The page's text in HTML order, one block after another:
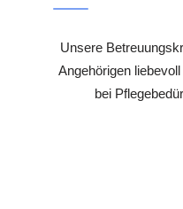
Unsere
Angehörigen
bei